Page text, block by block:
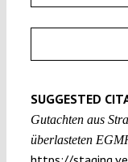
SUGGESTED
Gutachten aus
überlasteten